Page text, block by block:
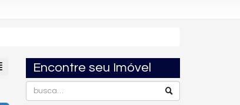
Encontre seu Imóvel